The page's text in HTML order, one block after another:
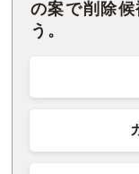
の案で削除
う。